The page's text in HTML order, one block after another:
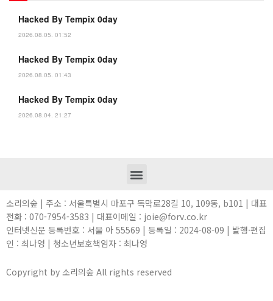
Hacked By Tempix 0day
2026.08.05. 01:52
Hacked By Tempix 0day
2026.08.05. 01:43
Hacked By Tempix 0day
2026.08.04. 21:27
소리의숲 | 주소 : 서울특별시 마포구 독막로28길 10, 109동, b101 | 대표
전화 : 070-7954-3583 | 대표이메일 : joie@forv.co.kr
인터넷신문 등록번호 : 서울 아 55569 | 등록일 : 2024-08-09 | 발행·편집
인 : 최나영 | 청소년보호책임자 : 최나영
Copyright by 소리의숲 All rights reserved